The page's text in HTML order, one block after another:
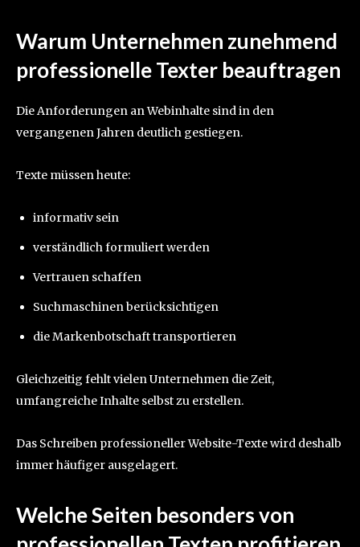
Warum Unternehmen zunehmend
professionelle Texter beauftragen
Die Anforderungen an Webinhalte sind in den
vergangenen Jahren deutlich gestiegen.
Texte müssen heute:
informativ sein
verständlich formuliert werden
Vertrauen schaffen
Suchmaschinen berücksichtigen
die Markenbotschaft transportieren
Gleichzeitig fehlt vielen Unternehmen die Zeit,
umfangreiche Inhalte selbst zu erstellen.
Das Schreiben professioneller Website-Texte wird deshalb
immer häufiger ausgelagert.
Welche Seiten besonders von